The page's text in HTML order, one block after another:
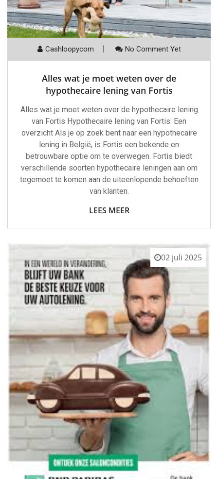
Cashloopycom No Comment Yet
Alles wat je moet weten over de
hypothecaire lening van Fortis
Alles wat je moet weten over de hypothecaire lening
van Fortis Hypothecaire lening van Fortis: Een
overzicht Als je op zoek bent naar een hypothecaire
lening in België, is Fortis een bekende en
betrouwbare optie om te overwegen. Fortis biedt
verschillende soorten hypothecaire leningen aan om
tegemoet te komen aan de uiteenlopende behoeften
van klanten.
LEES MEER
02 juli 2025